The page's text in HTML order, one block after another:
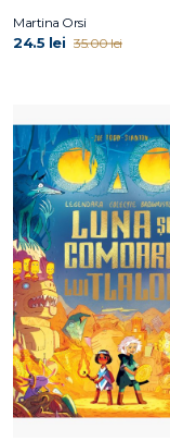
Martina Orsi
24.5 lei 35.00 lei